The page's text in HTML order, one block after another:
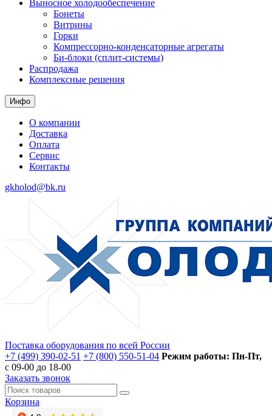
Выносное холодообеспечение
Бонеты
Витрины
Горки
Компрессорно-конденсаторные агрегаты
Би-блоки (сплит-системы)
Распродажа
Комплексные решения
Инфо
О компании
Доставка
Оплата
Сервис
Контакты
gkholod@bk.ru
Поставка оборудования по всей России
+7 (499) 390-02-51 +7 (800) 550-51-04 Режим работы: Пн-Пт,
с 09-00 до 18-00
Заказать звонок
Корзина